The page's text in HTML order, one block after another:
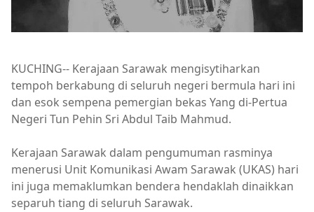
KUCHING-- Kerajaan Sarawak mengisytiharkan
tempoh berkabung di seluruh negeri bermula hari ini
dan esok sempena pemergian bekas Yang di-Pertua
Negeri Tun Pehin Sri Abdul Taib Mahmud.
Kerajaan Sarawak dalam pengumuman rasminya
menerusi Unit Komunikasi Awam Sarawak (UKAS) hari
ini juga memaklumkan bendera hendaklah dinaikkan
separuh tiang di seluruh Sarawak.